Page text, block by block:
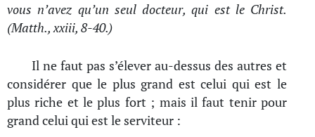
vous n’avez qu’un seul docteur, qui est le Christ.
(Matth., xxiii, 8-40.)
Il ne faut pas s’élever au-dessus des autres et
considérer que le plus grand est celui qui est le
plus riche et le plus fort ; mais il faut tenir pour
grand celui qui est le serviteur :